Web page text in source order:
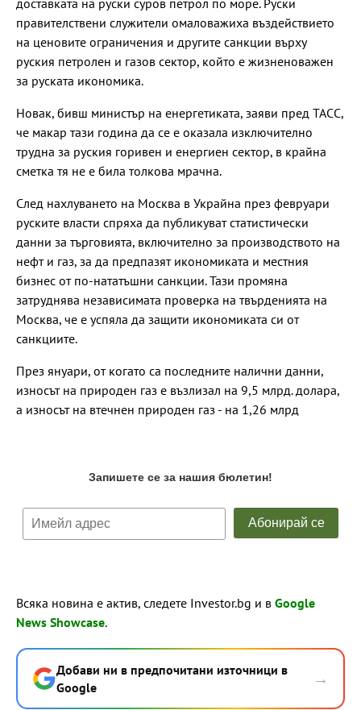
правителствени служители омаловажиха въздействието
на ценовите ограничения и другите санкции върху
руския петролен и газов сектор, който е жизненоважен
за руската икономика.
Новак, бивш министър на енергетиката, заяви пред ТАСС,
че макар тази година да се е оказала изключително
трудна за руския горивен и енергиен сектор, в крайна
сметка тя не е била толкова мрачна.
След нахлуването на Москва в Украйна през февруари
руските власти спряха да публикуват статистически
данни за търговията, включително за производството на
нефт и газ, за да предпазят икономиката и местния
бизнес от по-нататъшни санкции. Тази промяна
затруднява независимата проверка на твърденията на
Москва, че е успяла да защити икономиката си от
санкциите.
През януари, от когато са последните налични данни,
износът на природен газ е възлизал на 9,5 млрд. долара,
а износът на втечнен природен газ - на 1,26 млрд
Всяка новина е актив, следете Investor.bg и в Google
News Showcase.
Добави ни в предпочитани източници в
Google
→